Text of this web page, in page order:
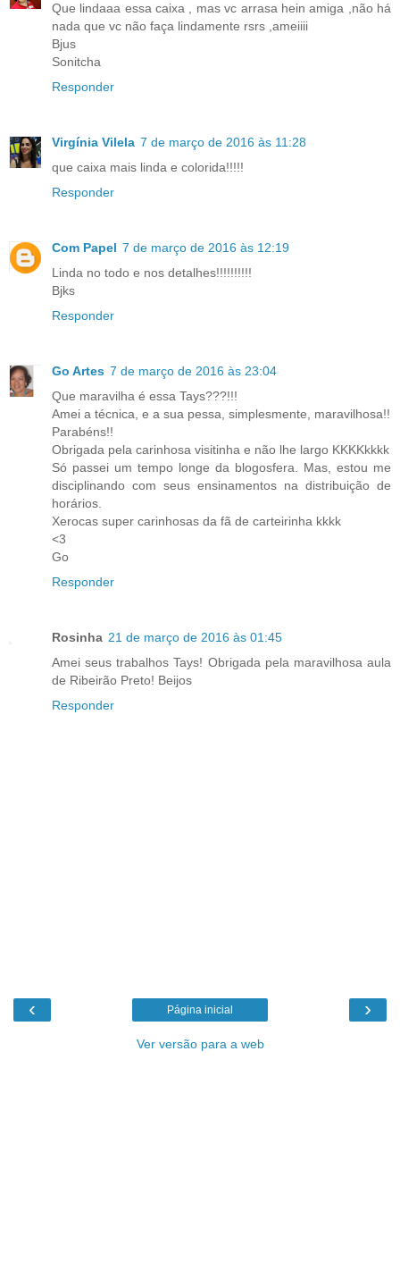
Que lindaaa essa caixa , mas vc arrasa hein amiga ,não há
nada que vc não faça lindamente rsrs ,ameiiii
Bjus
Sonitcha
Responder
Virgínia Vilela 7 de março de 2016 às 11:28
que caixa mais linda e colorida!!!!!
Responder
Com Papel 7 de março de 2016 às 12:19
Linda no todo e nos detalhes!!!!!!!!!!
Bjks
Responder
Go Artes 7 de março de 2016 às 23:04
Que maravilha é essa Tays???!!!
Amei a técnica, e a sua pessa, simplesmente, maravilhosa!!
Parabéns!!
Obrigada pela carinhosa visitinha e não lhe largo KKKKkkkk
Só passei um tempo longe da blogosfera. Mas, estou me
disciplinando com seus ensinamentos na distribuição de
horários.
Xerocas super carinhosas da fã de carteirinha kkkk
<3
Go
Responder
Rosinha 21 de março de 2016 às 01:45
Amei seus trabalhos Tays! Obrigada pela maravilhosa aula
de Ribeirão Preto! Beijos
Responder
‹ ›
Página inicial
Ver versão para a web